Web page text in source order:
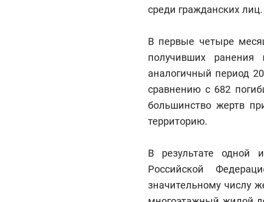
среди гражданских лиц.
В первые четыре
получивших
аналогичный период
сравнению с 682
большинство жертв
территорию.
В результате одной
Российской
значительному числу